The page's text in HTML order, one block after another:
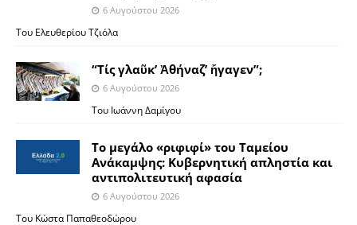
6 Αυγούστου 2026
Του Ελευθερίου Τζιόλα
“Τίς γλαῦκ’ Ἀθήναζ’ ἤγαγεν”;
6 Αυγούστου 2026
Του Ιωάννη Δαμίγου
Το μεγάλο «ριφιφί» του Ταμείου
Ανάκαμψης: Κυβερνητική απληστία και
αντιπολιτευτική αφασία
6 Αυγούστου 2026
Του Κώστα Παπαθεοδώρου